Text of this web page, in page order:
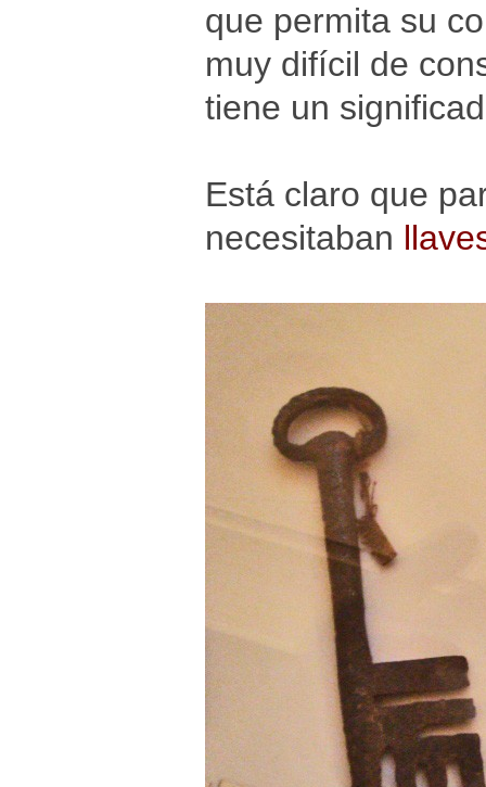
que permita su
muy difícil de
tiene un
Está claro que
necesitaban